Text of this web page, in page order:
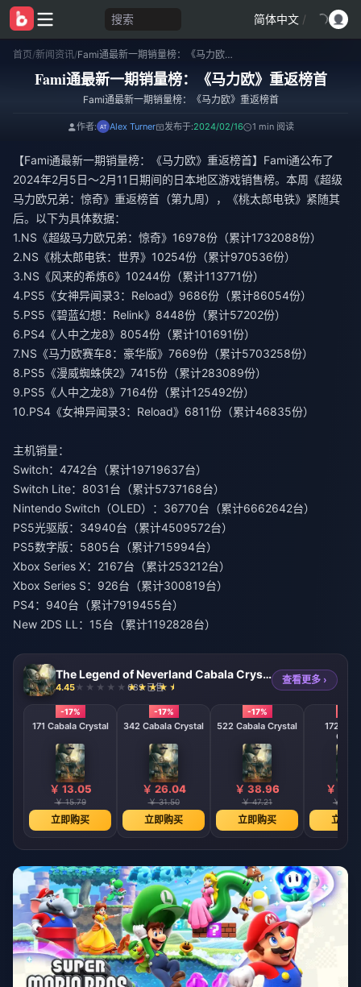
搜索 简体中文 /
首页/新闻资讯/ Fami通最新一期销量榜：《马力欧》重返榜首
Fami通最新一期销量榜：《马力欧》重返榜首
Fami通最新一期销量榜：《马力欧》重返榜首
作者: Alex Turner 发布于:2024/02/16 1 min 阅读
【Fami通最新一期销量榜：《马力欧》重返榜首】Fami通公布了
2024年2月5日～2月11日期间的日本地区游戏销售榜。本周《超级
马力欧兄弟：惊奇》重返榜首（第九周），《桃太郎电铁》紧随其
后。以下为具体数据：
1.NS《超级马力欧兄弟：惊奇》16978份（累计1732088份）
2.NS《桃太郎电铁：世界》10254份（累计970536份）
3.NS《风来的希炼6》10244份（累计113771份）
4.PS5《女神异闻录3：Reload》9686份（累计86054份）
5.PS5《碧蓝幻想：Relink》8448份（累计57202份）
6.PS4《人中之龙8》8054份（累计101691份）
7.NS《马力欧赛车8：豪华版》7669份（累计5703258份）
8.PS5《漫威蜘蛛侠2》7415份（累计283089份）
9.PS5《人中之龙8》7164份（累计125492份）
10.PS4《女神异闻录3：Reload》6811份（累计46835份）
主机销量：
Switch：4742台（累计19719637台）
Switch Lite：8031台（累计5737168台）
Nintendo Switch（OLED）：36770台（累计6662642台）
PS5光驱版：34940台（累计4509572台）
PS5数字版：5805台（累计715994台）
Xbox Series X：2167台（累计253212台）
Xbox Series S：926台（累计300819台）
PS4：940台（累计7919455台）
New 2DS LL：15台（累计1192828台）
The Legend of Neverland Cabala Crystal (SEA)
4.45 689 已售
查看更多 ›
-17%
171 Cabala Crystal
￥ 13.05
￥ 15.79
立即购买
-17%
342 Cabala Crystal
￥ 26.04
￥ 31.50
立即购买
-17%
522 Cabala Crystal
￥ 38.96
￥ 47.21
立即购买
1728
￥
￥
立即